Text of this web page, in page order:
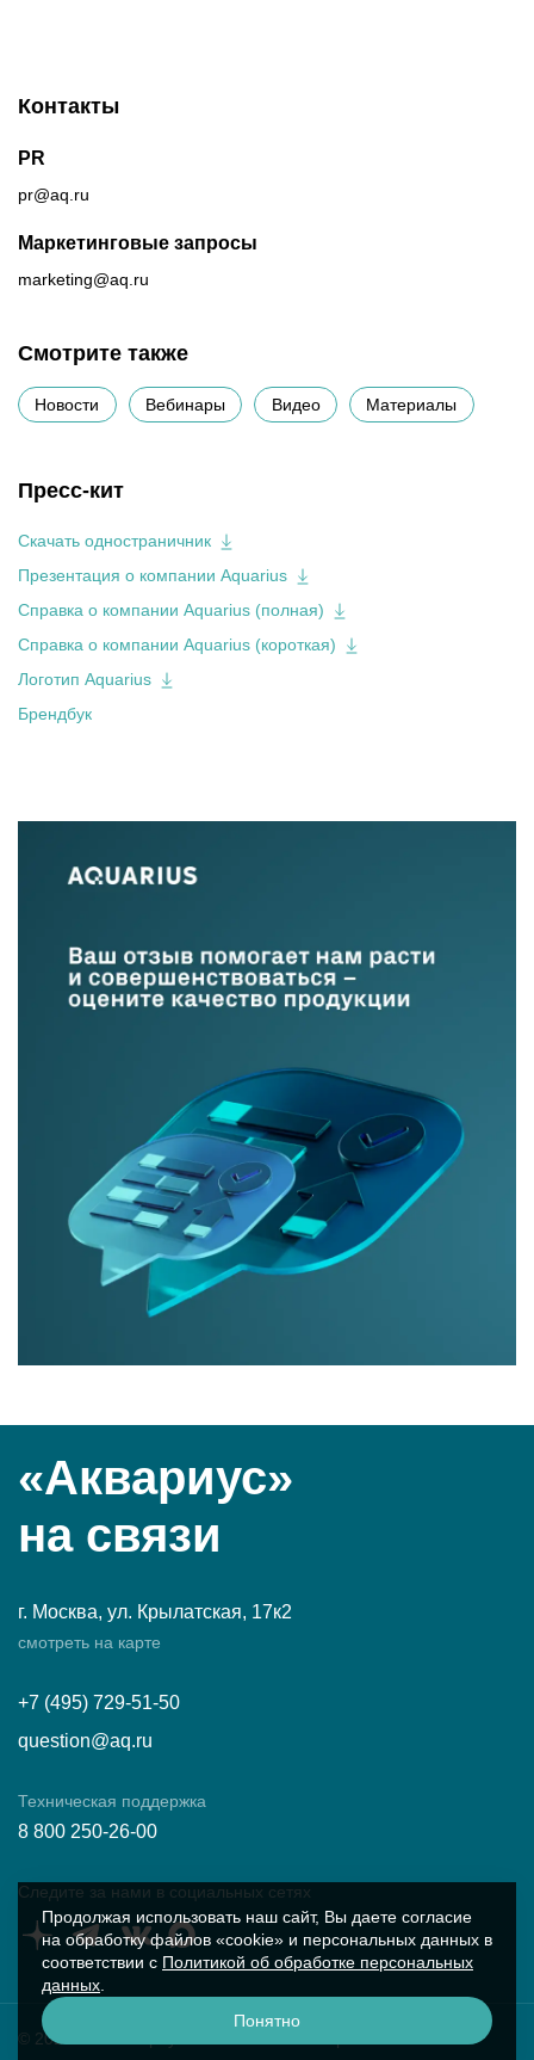
Контакты
PR
pr@aq.ru
Маркетинговые запросы
marketing@aq.ru
Смотрите также
Новости Вебинары Видео Материалы
Пресс-кит
Скачать одностраничник
Презентация о компании Aquarius
Справка о компании Aquarius (полная)
Справка о компании Aquarius (короткая)
Логотип Aquarius
Брендбук
«Аквариус»
на связи
г. Москва, ул. Крылатская, 17к2
смотреть на карте
+7 (495) 729-51-50
question@aq.ru
Техническая поддержка
8 800 250-26-00
Следите за нами в социальных сетях
© 2026 ПК «Аквариус»
Продолжая использовать наш сайт, Вы даете согласие
на обработку файлов «cookie» и персональных данных в
соответствии с Политикой об обработке персональных
данных
Понятно